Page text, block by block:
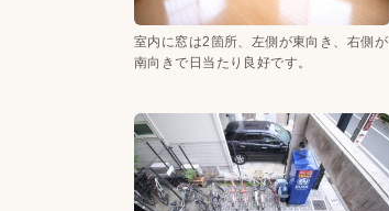
室内に窓は2箇所、左側が東向き、右側が
南向きで日当たり良好です。